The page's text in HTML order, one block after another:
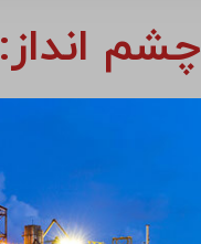
چشم انداز: